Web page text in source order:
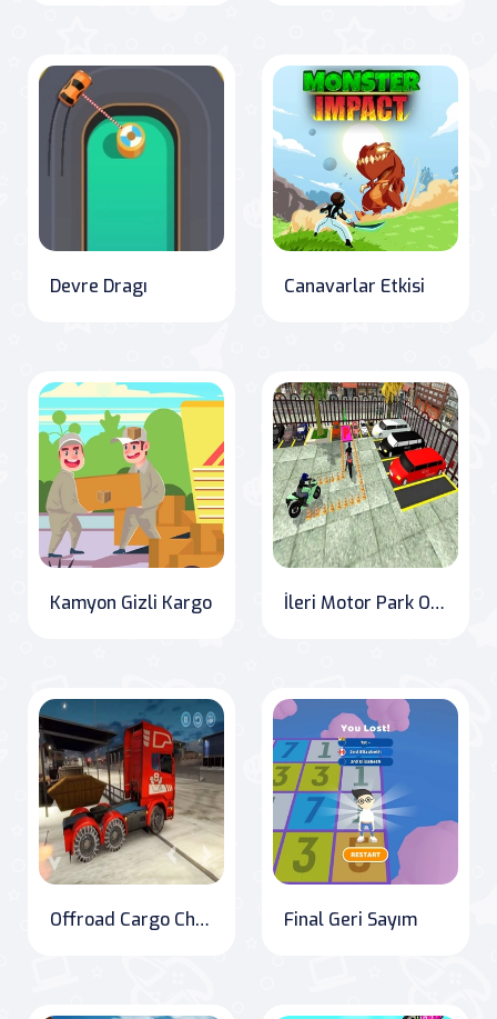
Devre Dragı Canavarlar Etkisi
Kamyon Gizli Kargo İleri Motor Park Oyunu
Offroad Cargo Challenge Final Geri Sayım